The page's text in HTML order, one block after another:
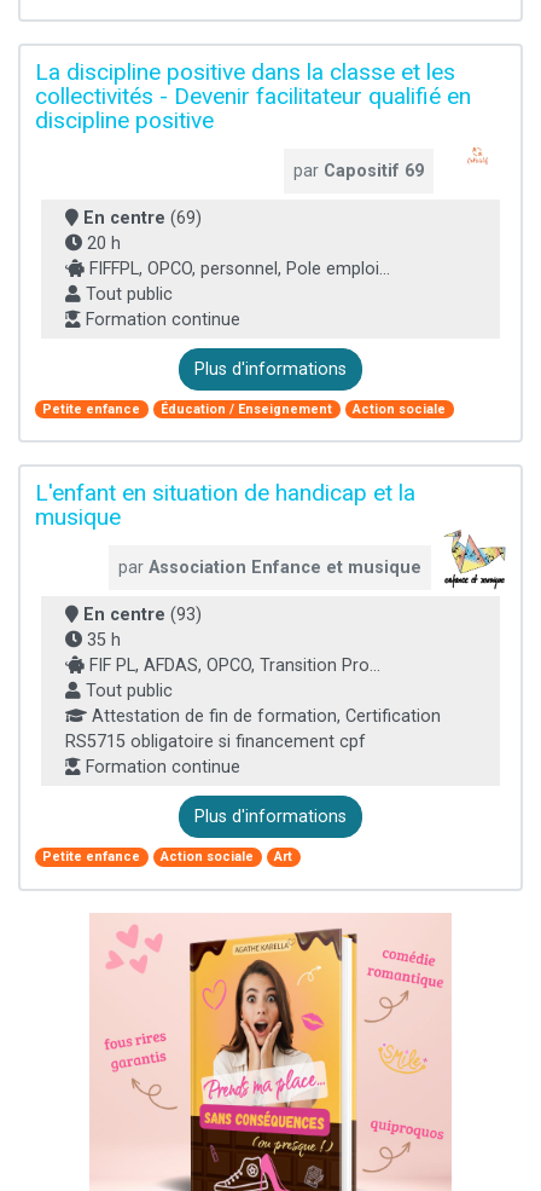
La discipline positive dans la classe et les
collectivités - Devenir facilitateur qualifié en
discipline positive
par Capositif 69
En centre (69)
20 h
FIFFPL, OPCO, personnel, Pole emploi...
Tout public
Formation continue
Plus d'informations
Petite enfance Éducation / Enseignement Action sociale
L'enfant en situation de handicap et la
musique
par Association Enfance et musique
En centre (93)
35 h
FIF PL, AFDAS, OPCO, Transition Pro...
Tout public
Attestation de fin de formation, Certification
RS5715 obligatoire si financement cpf
Formation continue
Plus d'informations
Petite enfance Action sociale Art